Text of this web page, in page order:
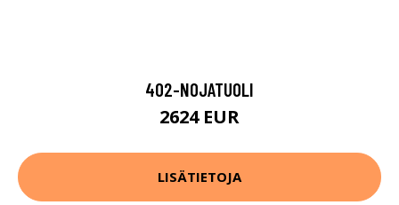
402-NOJATUOLI
2624 EUR
LISÄTIETOJA